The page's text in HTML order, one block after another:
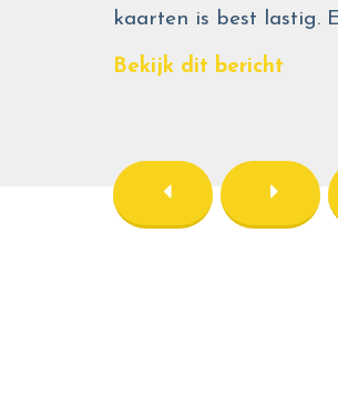
kaarten is best lastig.
Bekijk dit bericht